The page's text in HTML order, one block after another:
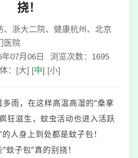
挠！
、浙大二院、健康杭州、北京
医院
07月06日
浏览次数： 1695
： [大] [中] [小]
多雨，在这样高温高湿的“桑拿
狂滋生，蚊虫活动也进入活跃
的人身上到处都是蚊子包！
蚊子包”真的别挠！